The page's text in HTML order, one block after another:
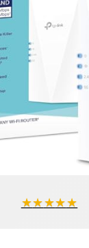
★★★★★